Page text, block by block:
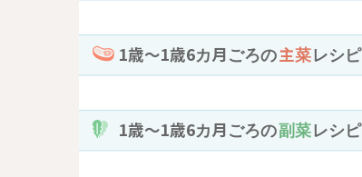
1歳〜1歳6カ月ごろの 主菜レシピ
1歳〜1歳6カ月ごろの副菜レシピ